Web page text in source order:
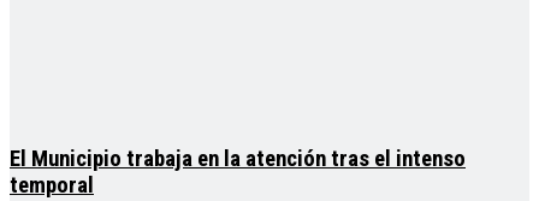
El Municipio trabaja en la atención tras el intenso
temporal